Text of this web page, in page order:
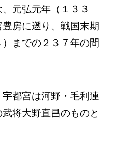
元弘元年（１３３
房に遡り、戦国末期
までの２３７年の間
都宮は河野・毛利連
将大野直昌のものと